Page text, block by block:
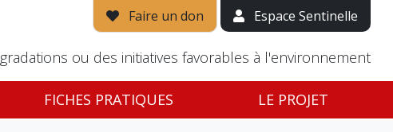
Faire un don Espace Sentinelle
ou des initiatives favorables à l'environnement
FICHES PRATIQUES LE PROJET